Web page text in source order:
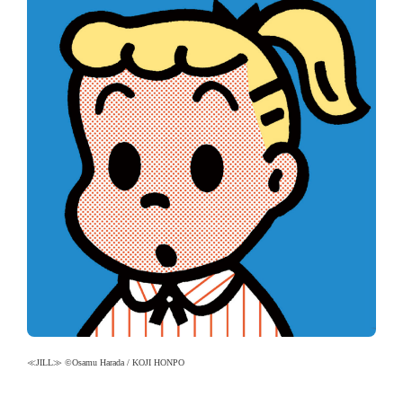
≪JILL≫ ©Osamu Harada / KOJI HONPO